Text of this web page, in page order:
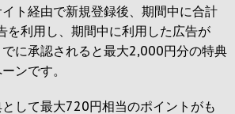
ト経由で新規登録後、期間中に合計
利用し、期間中に利用した広告が
に承認されると最大2,000円分の特典
ンです。
して最大720円相当のポイントがも